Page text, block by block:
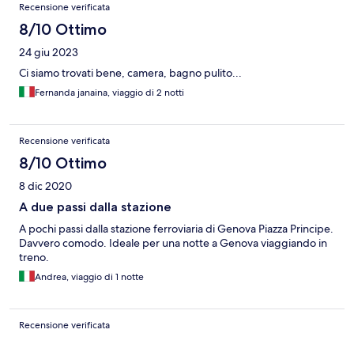
Recensione verificata
8/10 Ottimo
24 giu 2023
Ci siamo trovati bene, camera, bagno pulito...
Fernanda janaina, viaggio di 2 notti
Recensione verificata
8/10 Ottimo
8 dic 2020
A due passi dalla stazione
A pochi passi dalla stazione ferroviaria di Genova Piazza Principe.
Davvero comodo. Ideale per una notte a Genova viaggiando in
treno.
Andrea, viaggio di 1 notte
Recensione verificata